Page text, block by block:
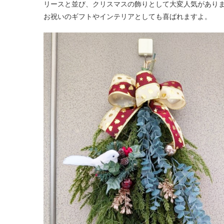
リースと並び、クリスマスの飾りとして大変人気があり
お祝いのギフトやインテリアとしても喜ばれますよ。